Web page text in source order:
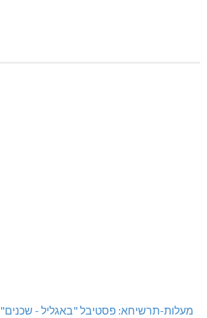
מעלות-תרשיחא: פסטיבל "באגליל - שכנים"